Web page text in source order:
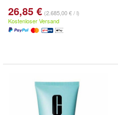
26,85 € (2.685,00 € / l)
Kostenloser Versand